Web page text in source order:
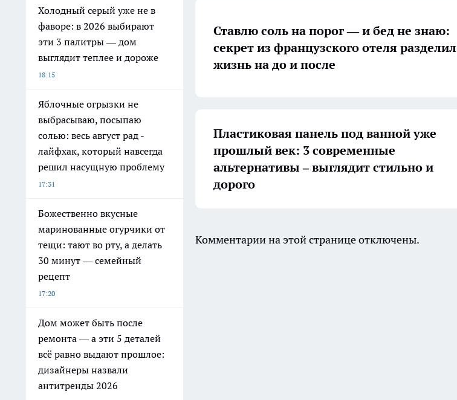
Холодный серый уже не в
фаворе: в 2026 выбирают
эти 3 палитры — дом
выглядит теплее и дороже
18:15
Яблочные огрызки не
выбрасываю, посыпаю
солью: весь август рад -
лайфхак, который навсегда
решил насущную проблему
17:31
Божественно вкусные
маринованные огурчики от
тещи: тают во рту, а делать
30 минут — семейный
рецепт
17:20
Дом может быть после
ремонта — а эти 5 деталей
всё равно выдают прошлое:
дизайнеры назвали
антитренды 2026
Ставлю соль на порог — и бед не знаю:
секрет из французского отеля разделил
жизнь на до и после
Пластиковая панель под ванной уже
прошлый век: 3 современные
альтернативы – выглядит стильно и
дорого
Комментарии на этой странице отключены.